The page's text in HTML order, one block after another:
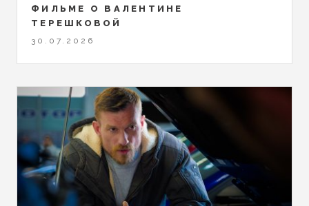
ФИЛЬМЕ О ВАЛЕНТИНЕ
ТЕРЕШКОВОЙ
30.07.2026